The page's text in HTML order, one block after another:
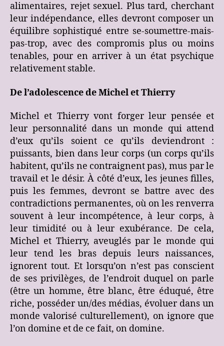
alimentaires, rejet sexuel. Plus tard, cherchant
leur indépendance, elles devront composer un
équilibre sophistiqué entre se-soumettre-mais-
pas-trop, avec des compromis plus ou moins
tenables, pour en arriver à un état psychique
relativement stable.
De l’adolescence de Michel et Thierry
Michel et Thierry vont forger leur pensée et
leur personnalité dans un monde qui attend
d’eux qu’ils soient ce qu’ils deviendront :
puissants, bien dans leur corps (un corps qu’ils
habitent, qu’ils ne contraignent pas), mus par le
travail et le désir. À côté d’eux, les jeunes filles,
puis les femmes, devront se battre avec des
contradictions permanentes, où on les renverra
souvent à leur incompétence, à leur corps, à
leur timidité ou à leur exubérance. De cela,
Michel et Thierry, aveuglés par le monde qui
leur tend les bras depuis leurs naissances,
ignorent tout. Et lorsqu’on n’est pas conscient
de ses privilèges, de l’endroit duquel on parle
(être un homme, être blanc, être éduqué, être
riche, posséder un/des médias, évoluer dans un
monde valorisé culturellement), on ignore que
l’on domine et de ce fait, on domine.